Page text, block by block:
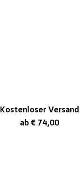
Kostenloser Versand
ab € 74,00